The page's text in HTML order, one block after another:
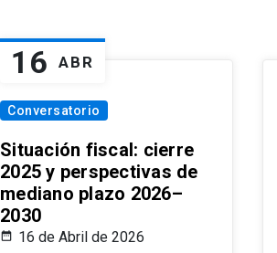
16 ABR
Conversatorio
Situación fiscal: cierre
2025 y perspectivas de
mediano plazo 2026–
2030
16 de Abril de 2026